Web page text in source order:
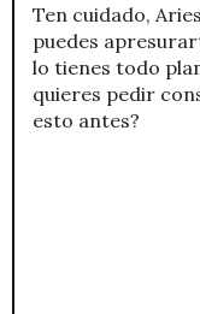
Ten cuidado,
puedes
lo tienes todo
quieres pedir
esto antes?